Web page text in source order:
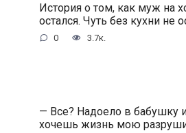
История о том, как муж на
остался. Чуть без кухни не
0 3.7к.
— Все? Надоело в бабушку
хочешь жизнь мою